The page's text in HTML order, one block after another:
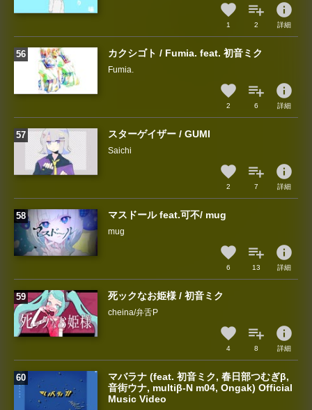
1 2
info
詳細
カクシゴト / Fumia. feat. 初音ミク
Fumia.
2 6
info
詳細
スターゲイザー / GUMI
Saichi
2 7
info
詳細
マスドール feat.可不/ mug
mug
6 13
info
詳細
死ックなお姫様 / 初音ミク
cheina/弁舌P
4 8
info
詳細
マバラナ (feat. 初音ミク, 春日部つむぎβ,
音街ウナ, multiβ-N m04, Ongak) Official
Music Video